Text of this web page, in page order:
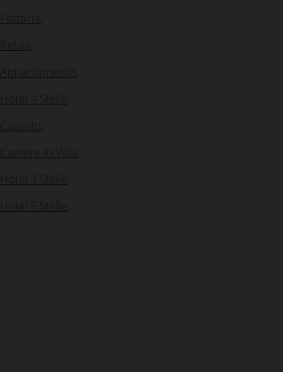
Fattoria
Relais
Appartamento
Hotel 4 Stelle
Castello
Camere In Villa
Hotel 3 Stelle
Hotel 5 Stelle